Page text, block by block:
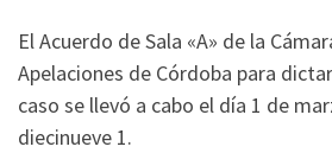
El Acuerdo de Sala «A» de la
Apelaciones de Córdoba para
caso se llevó a cabo el día 1 de
diecinueve 1.